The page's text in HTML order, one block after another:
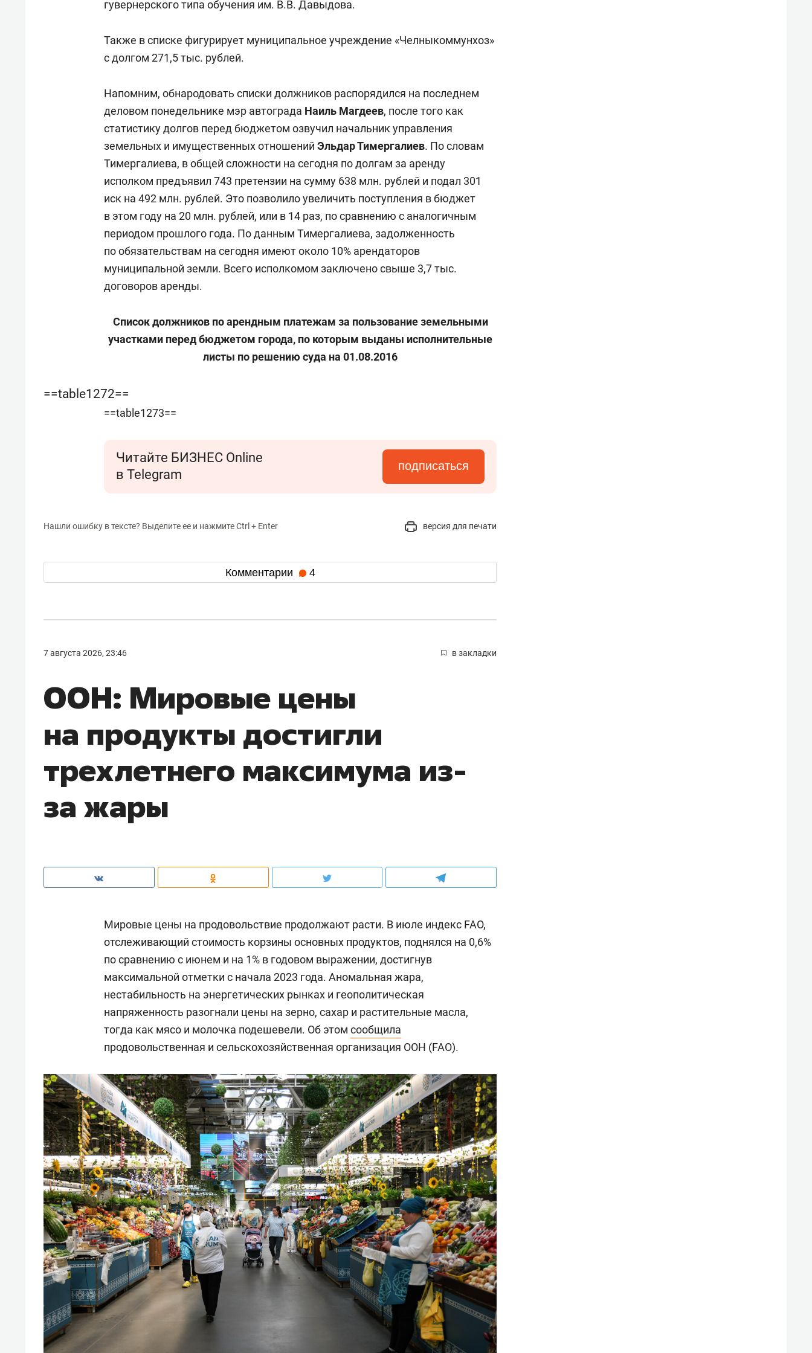
гувернерского типа обучения им. В.В. Давыдова.
Также в списке фигурирует муниципальное учреждение «Челныкоммунхоз»
с долгом 271,5 тыс. рублей.
Напомним, обнародовать списки должников распорядился на последнем
деловом понедельнике мэр автограда Наиль Магдеев, после того как
статистику долгов перед бюджетом озвучил начальник управления
земельных и имущественных отношений Эльдар Тимергалиев. По словам
Тимергалиева, в общей сложности на сегодня по долгам за аренду
исполком предъявил 743 претензии на сумму 638 млн. рублей и подал 301
иск на 492 млн. рублей. Это позволило увеличить поступления в бюджет
в этом году на 20 млн. рублей, или в 14 раз, по сравнению с аналогичным
периодом прошлого года. По данным Тимергалиева, задолженность
по обязательствам на сегодня имеют около 10% арендаторов
муниципальной земли. Всего исполкомом заключено свыше 3,7 тыс.
договоров аренды.
Список должников по арендным платежам за пользование земельными
участками перед бюджетом города, по которым выданы исполнительные
листы по решению суда на 01.08.2016
==table1272==
==table1273==
Читайте БИЗНЕС Online
в Telegram
подписаться
Нашли ошибку в тексте? Выделите ее и нажмите Ctrl + Enter версия для печати
Комментарии 4
7 августа 2026, 23:46 в закладки
ООН: Мировые цены
на продукты достигли
трехлетнего максимума из-
за жары
Мировые цены на продовольствие продолжают расти. В июле индекс FAO,
отслеживающий стоимость корзины основных продуктов, поднялся на 0,6%
по сравнению с июнем и на 1% в годовом выражении, достигнув
максимальной отметки с начала 2023 года. Аномальная жара,
нестабильность на энергетических рынках и геополитическая
напряженность разогнали цены на зерно, сахар и растительные масла,
тогда как мясо и молочка подешевели. Об этом сообщила
продовольственная и сельскохозяйственная организация ООН (FAO).